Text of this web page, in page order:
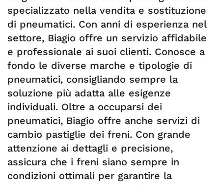
specializzato nella vendita e sostituzione
di pneumatici. Con anni di esperienza nel
settore, Biagio offre un servizio affidabile
e professionale ai suoi clienti. Conosce a
fondo le diverse marche e tipologie di
pneumatici, consigliando sempre la
soluzione più adatta alle esigenze
individuali. Oltre a occuparsi dei
pneumatici, Biagio offre anche servizi di
cambio pastiglie dei freni. Con grande
attenzione ai dettagli e precisione,
assicura che i freni siano sempre in
condizioni ottimali per garantire la